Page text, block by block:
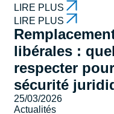
LIRE PLUS
LIRE PLUS
libérales :
respecter
sécurité
25/03/2026
Actualités